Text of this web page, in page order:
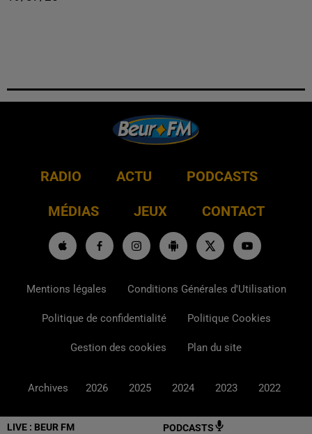
LIVE : BEUR FM PODCASTS
RADIO ACTU PODCASTS
MÉDIAS JEUX CONTACT
Mentions légales Conditions Générales d'Utilisation
Politique de confidentialité Politique Cookies
Gestion des cookies Plan du site
Archives 2026 2025 2024 2023 2022